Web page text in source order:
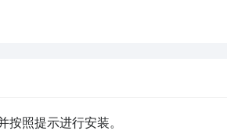
按照提示进行安装。